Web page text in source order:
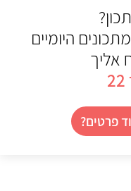
היומיים
אליך
פרטים?